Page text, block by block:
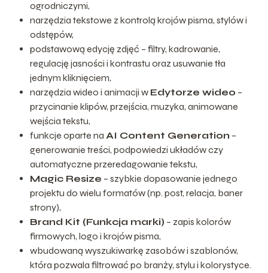
ogrodniczymi,
narzędzia tekstowe z kontrolą krojów pisma, stylów i
odstępów,
podstawową edycję zdjęć – filtry, kadrowanie,
regulację jasności i kontrastu oraz usuwanie tła
jednym kliknięciem,
narzędzia wideo i animacji w Edytorze wideo –
przycinanie klipów, przejścia, muzyka, animowane
wejścia tekstu,
funkcje oparte na AI Content Generation –
generowanie treści, podpowiedzi układów czy
automatyczne przeredagowanie tekstu,
Magic Resize – szybkie dopasowanie jednego
projektu do wielu formatów (np. post, relacja, baner
strony),
Brand Kit (Funkcja marki) – zapis kolorów
firmowych, logo i krojów pisma,
wbudowaną wyszukiwarkę zasobów i szablonów,
która pozwala filtrować po branży, stylu i kolorystyce.